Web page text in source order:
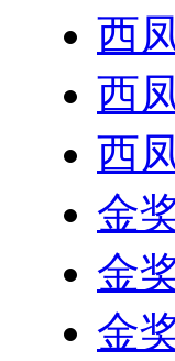
西
西
西
金
金
金